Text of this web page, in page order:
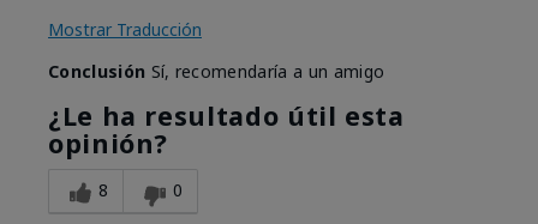
Mostrar Traducción
Conclusión Sí, recomendaría a un amigo
¿Le ha resultado útil esta
opinión?
8 0